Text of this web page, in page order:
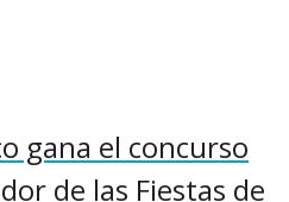
gana el concurso
de las Fiestas de